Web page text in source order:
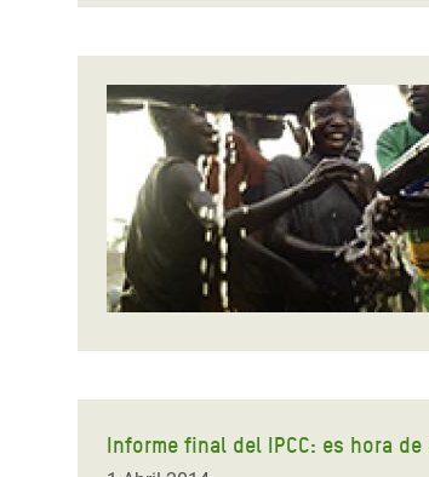
Informe final del IPCC: es hora de